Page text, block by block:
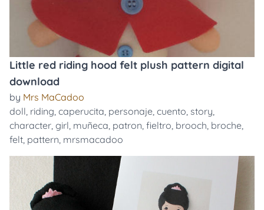
Little red riding hood felt plush pattern digital
download
by Mrs MaCadoo
doll, riding, caperucita, personaje, cuento, story,
character, girl, muñeca, patron, fieltro, brooch, broche,
felt, pattern, mrsmacadoo